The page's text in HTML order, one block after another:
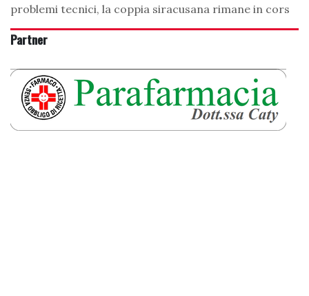
problemi tecnici, la coppia siracusana rimane in cors
Partner